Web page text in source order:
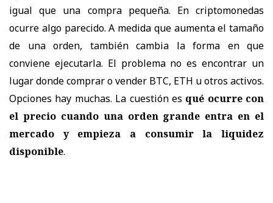
igual que una compra pequeña. En criptomonedas
ocurre algo parecido. A medida que aumenta el tamaño
de una orden, también cambia la forma en que
conviene ejecutarla. El problema no es encontrar un
lugar donde comprar o vender BTC, ETH u otros activos.
Opciones hay muchas. La cuestión es qué ocurre con
el precio cuando una orden grande entra en el
mercado y empieza a consumir la liquidez
disponible.